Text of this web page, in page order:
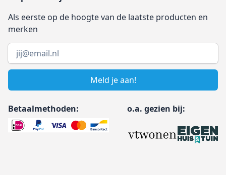
Als eerste op de hoogte van de laatste producten en
merken
Email address
Meld je aan!
Betaalmethoden: o.a. gezien bij: